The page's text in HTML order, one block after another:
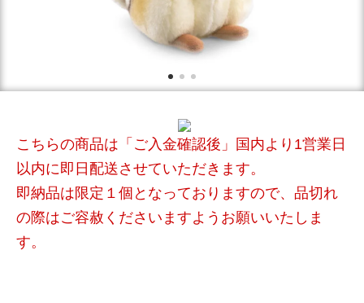
こちらの商品は「ご入金確認後」国内より1営業日
以内に即日配送させていただきます。
即納品は限定１個となっておりますので、品切れ
の際はご容赦くださいますようお願いいたしま
す。